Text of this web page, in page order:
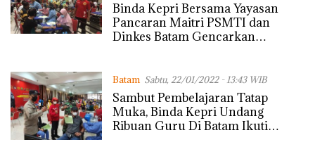
Binda Kepri Bersama Yayasan
Pancaran Maitri PSMTI dan
Dinkes Batam Gencarkan
Batam Sabtu, 22/01/2022 - 13:43 WIB
Sambut Pembelajaran Tatap
Muka, Binda Kepri Undang
Ribuan Guru Di Batam Ikuti